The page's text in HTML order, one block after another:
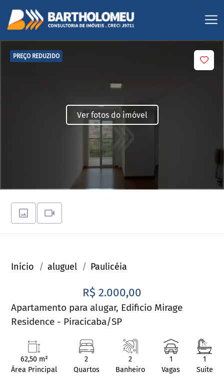
PREÇO REDUZIDO
Ver fotos do imóvel
Início aluguel Paulicéia
R$ 2.000,00
Apartamento para alugar, Edificio Mirage
Residence - Piracicaba/SP
62,50 m²
Área Principal
2
Quartos
2
Banheiro
1
Vagas
1
Suite